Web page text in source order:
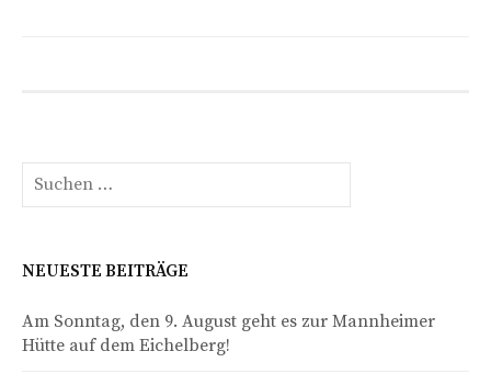
Suchen
nach:
NEUESTE BEITRÄGE
Am Sonntag, den 9. August geht es zur Mannheimer
Hütte auf dem Eichelberg!